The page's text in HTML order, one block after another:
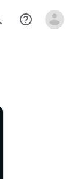
help_outline